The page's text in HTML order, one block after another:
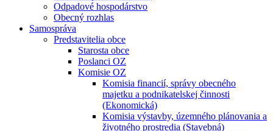
Odpadové hospodárstvo
Obecný rozhlas
Samospráva
Predstavitelia obce
Starosta obce
Poslanci OZ
Komisie OZ
Komisia financií, správy obecného
majetku a podnikatelskej činnosti
(Ekonomická)
Komisia výstavby, územného plánovania a
životného prostredia (Stavebná)